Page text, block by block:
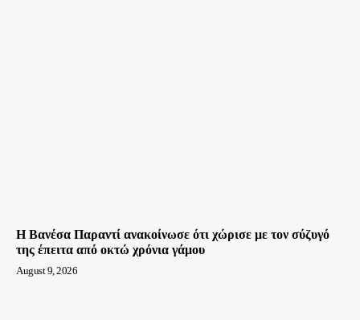
Η Βανέσα Παραντί ανακοίνωσε ότι χώρισε με τον σύζυγό
της έπειτα από οκτώ χρόνια γάμου
August 9, 2026